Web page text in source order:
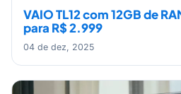
VAIO TL12 com 12GB de
para R$ 2.999
04 de dez, 2025